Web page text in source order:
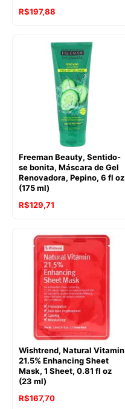
R$197,88
Freeman Beauty, Sentido-
se bonita, Máscara de Gel
Renovadora, Pepino, 6 fl oz
(175 ml)
R$129,71
Wishtrend, Natural Vitamin
21.5% Enhancing Sheet
Mask, 1 Sheet, 0.81 fl oz
(23 ml)
R$167,70